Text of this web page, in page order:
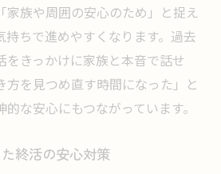
家族や周囲の安心のため」と捉え
持ちで進めやすくなります。過去
をきっかけに家族と本音で話せ
方を見つめ直す時間になった」と
な安心にもつながっています。
終活の安心対策